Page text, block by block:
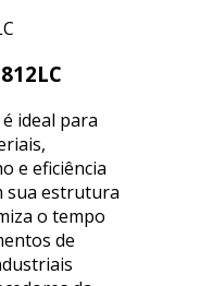
ideal para
e eficiência
sua estrutura
o tempo
de